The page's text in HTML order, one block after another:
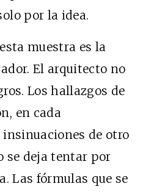
por la idea.
muestra es la
El arquitecto no
Los hallazgos de
en cada
de otro
se deja tentar por
Las fórmulas que se